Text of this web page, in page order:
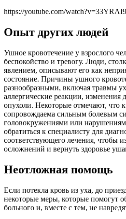
https://youtube.com/
Опыт других людей
Ушное кровотечение у взрослого
беспокойство и тревогу. Люди,
явлением, описывают его как
состояние. Причины ушного
разнообразными, включая травмы
аллергические реакции, изменения
опухоли. Некоторые отмечают, что
сопровождаема сильным болевым
головокружениями или
обратиться к специалисту для
соответствующего лечения, чтобы
осложнений и вернуть здоровье
Неотложная помощь
Если потекла кровь из уха, до
некоторые меры, которые помогут
больного и, вместе с тем, не